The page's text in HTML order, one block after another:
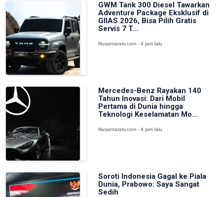
GWM Tank 300 Diesel Tawarkan
Adventure Package Eksklusif di
GIIAS 2026, Bisa Pilih Gratis
Servis 7 T...
Nusantaratv.com - 4 jam lalu
Mercedes-Benz Rayakan 140
Tahun Inovasi: Dari Mobil
Pertama di Dunia hingga
Teknologi Keselamatan Mo...
Nusantaratv.com - 4 jam lalu
Soroti Indonesia Gagal ke Piala
Dunia, Prabowo: Saya Sangat
Sedih